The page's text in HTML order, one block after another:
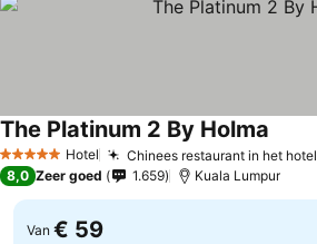
5 Sterren Hotel Chinees restaurant in het hotel
The Platinum 2 By Holma
8,0 Zeer goed 1.659 Kuala Lumpur
Van € 59